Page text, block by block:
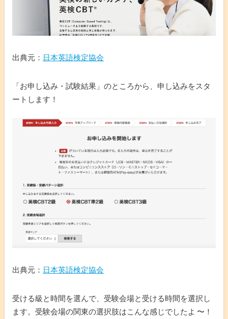
出典元： 日本英語検定協会
「お申し込み・試験結果」のところから、申し込みをスタ
ートします！
出典元： 日本英語検定協会
受ける級と時間を選んで、受験会場と受ける時間を選択し
ます。受験会場の関東の選択肢はこんな感じでしたよ 〜！